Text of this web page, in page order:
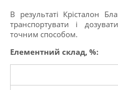
В результаті Крісталон
транспортувати і
точним способом.
Елементний склад, %: